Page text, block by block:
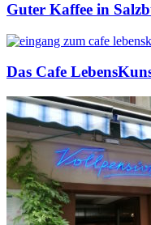
Guter Kaffee in
Das Cafe